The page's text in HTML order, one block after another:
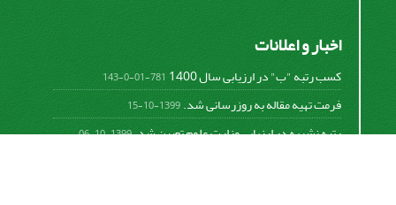
اخبار و اعلانات
کسب رتبه "ب" در ارزیابی سال 1400 781-01-0-143
فرمت تهیه مقاله به روزرسانی شد.1399-10-15
رتبه نشریه در ارزیابی وزارت علوم تعیین شد.1399-10-06